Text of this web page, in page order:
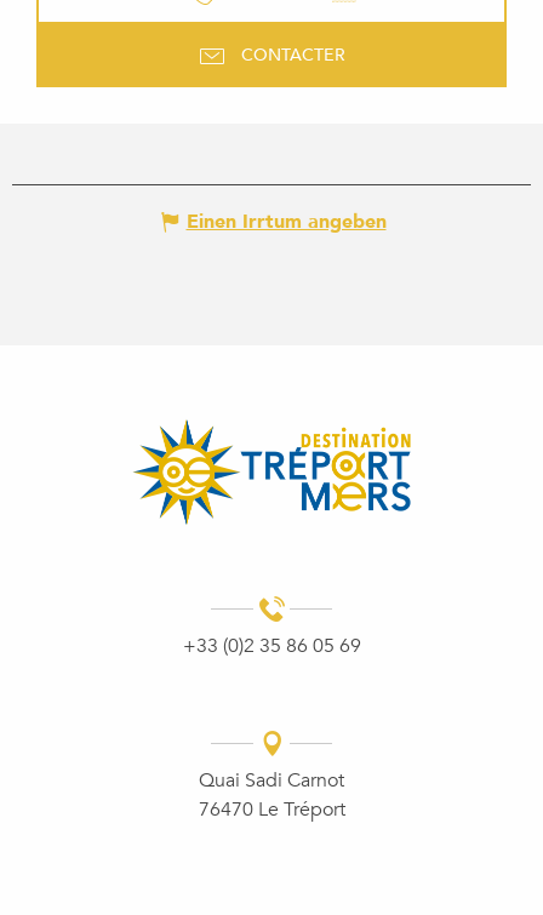
CONTACTER
Einen Irrtum angeben
+33 (0)2 35 86 05 69
Quai Sadi Carnot
76470 Le Tréport